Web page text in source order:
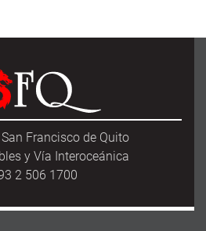
Francisco de Quito
y Vía Interoceánica
2 506 1700